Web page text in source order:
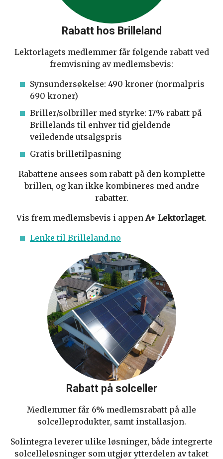
Rabatt hos Brilleland
Lektorlagets medlemmer får følgende rabatt ved
fremvisning av medlemsbevis:
Synsundersøkelse: 490 kroner (normalpris
690 kroner)
Briller/solbriller med styrke: 17% rabatt på
Brillelands til enhver tid gjeldende
veiledende utsalgspris
Gratis brilletilpasning
Rabattene ansees som rabatt på den komplette
brillen, og kan ikke kombineres med andre
rabatter.
Vis frem medlemsbevis i appenA+ Lektorlaget.
Lenke til Brilleland.no
Rabatt på solceller
Medlemmer får 6% medlemsrabatt på alle
solcelleprodukter, samt installasjon.
Solintegra leverer ulike løsninger, både integrerte
solcelleløsninger som utgjør ytterdelen av taket